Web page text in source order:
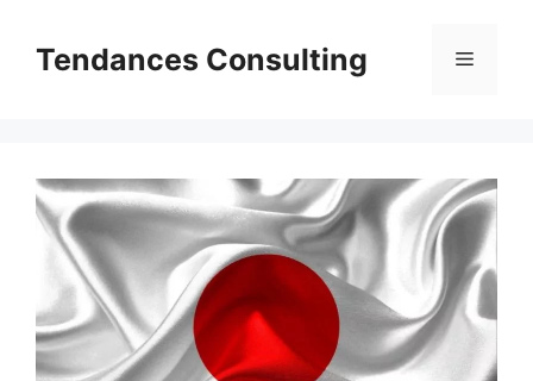
contenuTendances Consulting Menu